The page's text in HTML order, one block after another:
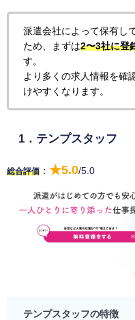
派遣会社によって保有し
ため、まずは2〜3社に登
す。
より多くの求人情報を確
けやすくなります。
1．テンプスタッフ
総合評価 ： ★5.0/5.0
テンプスタッフの特徴